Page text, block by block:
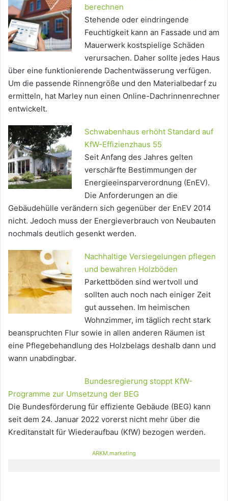
berechnen
Stehende oder eindringende
Feuchtigkeit kann an Fassade und am
Mauerwerk kostspielige Schäden
verursachen. Daher sollte jedes Haus
über eine funktionierende Dachentwässerung verfügen.
Um die passende Rinnengröße und den Materialbedarf zu
ermitteln, hat Marley nun einen Online-Dachrinnenrechner
entwickelt.
Schwabenhaus erhöht Standard auf
KfW-Effizienzhaus 55
Seit Anfang des Jahres gelten
verschärfte Bestimmungen der
Energieeinsparverordnung (EnEV).
Die Anforderungen an die
Gebäudehülle verändern sich gegenüber der EnEV 2014
nicht. Jedoch muss der Energieverbrauch von Neubauten
nochmals deutlich gesenkt werden.
Nachhaltige Versiegelungen pflegen
und bewahren Holzböden
Parkettböden sind wertvoll und
sollten auch noch nach einiger Zeit
gut aussehen. Im heimischen
Wohnzimmer, im täglich recht stark
beanspruchten Flur sowie in allen anderen Räumen ist
eine Pflegebehandlung des Holzbelags deshalb dann und
wann unabdingbar.
Bundesregierung stoppt KfW-
Programme zur Umsetzung der BEG
Die Bundesförderung für effiziente Gebäude (BEG) kann
seit dem 24. Januar 2022 vorerst nicht mehr über die
Kreditanstalt für Wiederaufbau (KfW) bezogen werden.
ARKM.marketing